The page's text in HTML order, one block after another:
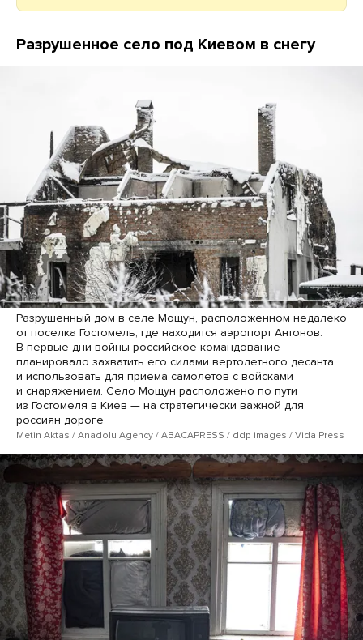
Разрушенное село под Киевом в снегу
Разрушенный дом в селе Мощун, расположенном недалеко
от поселка Гостомель, где находится аэропорт Антонов.
В первые дни войны российское командование
планировало захватить его силами вертолетного десанта
и использовать для приема самолетов с войсками
и снаряжением. Село Мощун расположено по пути
из Гостомеля в Киев — на стратегически важной для
россиян дороге
Metin Aktas / Anadolu Agency / ABACAPRESS / ddp ​images / Vida Press